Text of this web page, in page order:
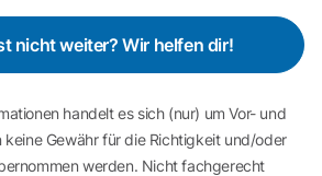
nicht weiter? Wir helfen dir!
handelt es sich (nur) um Vor- und
keine Gewähr für die Richtigkeit und/oder
werden. Nicht fachgerecht